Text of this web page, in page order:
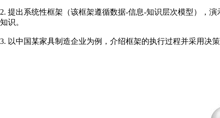
2. 提出系统性框架（该框架遵循数据-信息-知识层次模型），
知识。
3. 以中国某家具制造企业为例，介绍框架的执行过程并采用决